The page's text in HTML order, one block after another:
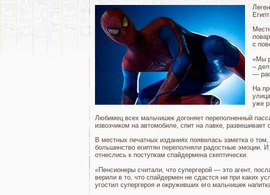
с
«Мы
–
—
На
уже
Любимец всех мальчишек догоняет переполненный
извозчиком на автомобиле, спит на лавке,
В местных печатных изданиях появилась заметка о
большинство египтян переполняли радостные эмоции.
отнеслись к поступкам спайдермена скептически.
«Пенсионеры считали, что супергерой — это агент,
верили в то, что спайдермен не сдастся ни при каких
угостил супергероя и окруживших его мальчишек